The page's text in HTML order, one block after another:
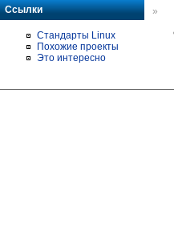
Ссылки
Стандарты Linux
Похожие проекты
Это интересно
»